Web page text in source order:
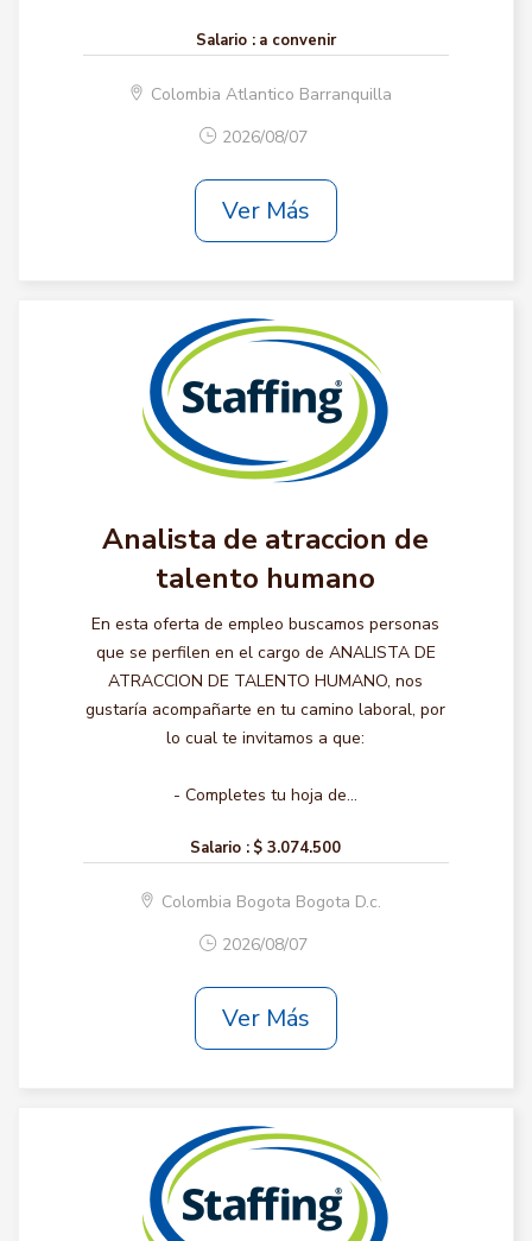
Salario : a convenir
Colombia Atlantico Barranquilla
2026/08/07
Ver Más
Analista de atraccion de
talento humano
En esta oferta de empleo buscamos personas
que se perfilen en el cargo de ANALISTA DE
ATRACCION DE TALENTO HUMANO, nos
gustaría acompañarte en tu camino laboral, por
lo cual te invitamos a que:
- Completes tu hoja de...
Salario : $ 3.074.500
Colombia Bogota Bogota D.c.
2026/08/07
Ver Más